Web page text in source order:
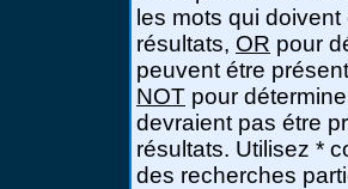
les mots qui
résultats, OR pour
peuvent étre
NOT pour
devraient pas étre
résultats. Utilisez *
des recherches